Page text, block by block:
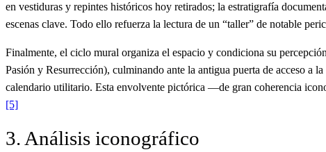
en vestiduras y repintes históricos hoy retirados; la estratigrafía
escenas clave. Todo ello refuerza la lectura de un “taller” de notable
Finalmente, el ciclo mural organiza el espacio y condiciona su
Pasión y Resurrección), culminando ante la antigua puerta de acceso a
calendario utilitario. Esta envolvente pictórica —de gran coherencia
[5]
3. Análisis iconográfico